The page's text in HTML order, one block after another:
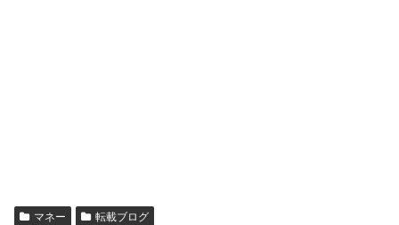
マネー 転載ブログ